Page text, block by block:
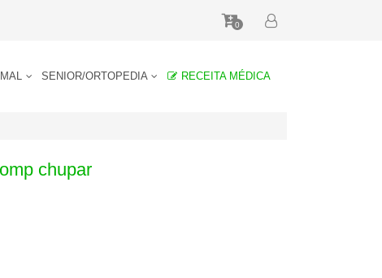
0
SENIOR/ORTOPEDIA RECEITA MÉDICA
chupar